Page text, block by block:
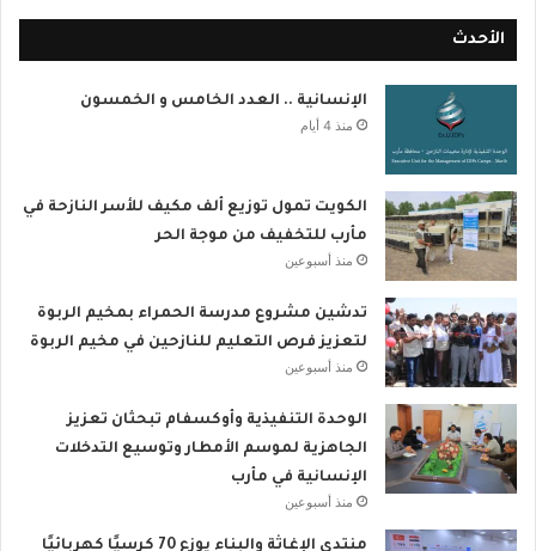
الأحدث
الإنسانية .. العدد الخامس و الخمسون
منذ 4 أيام
الكويت تمول توزيع ألف مكيف للأسر النازحة في
مأرب للتخفيف من موجة الحر
منذ أسبوعين
تدشين مشروع مدرسة الحمراء بمخيم الربوة
لتعزيز فرص التعليم للنازحين في مخيم الربوة
منذ أسبوعين
الوحدة التنفيذية وأوكسفام تبحثان تعزيز
الجاهزية لموسم الأمطار وتوسيع التدخلات
الإنسانية في مأرب
منذ أسبوعين
منتدى الإغاثة والبناء يوزع 70 كرسيًا كهربائيًا